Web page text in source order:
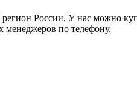
России. У нас можно
менеджеров по телефону.